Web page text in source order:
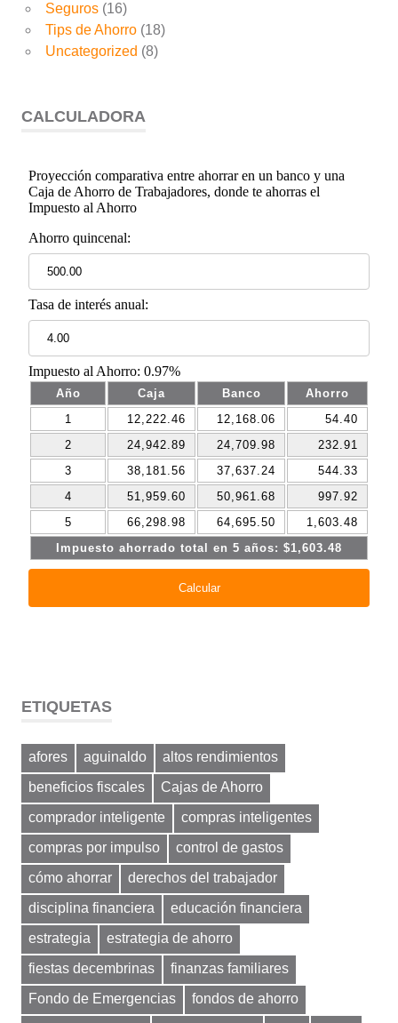
Seguros(16)
Tips de Ahorro(18)
Uncategorized (8)
CALCULADORA
ETIQUETAS
afores aguinaldo
altos rendimientos
beneficios fiscales
Cajas de Ahorro
comprador inteligente
compras inteligentes
compras por impulso
control de gastos
cómo ahorrar
derechos del trabajador
disciplina financiera
educación financiera
estrategia
estrategia de ahorro
fiestas decembrinas
finanzas familiares
Fondo de Emergencias
fondos de ahorro